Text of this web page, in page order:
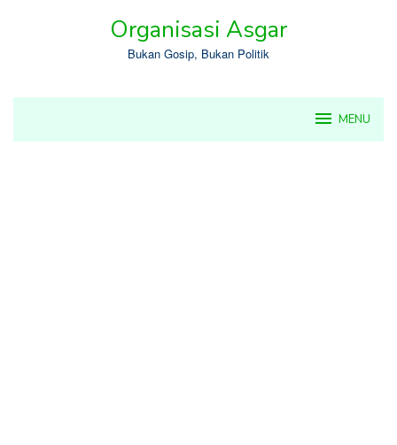
Organisasi Asgar
Bukan Gosip, Bukan Politik
MENU